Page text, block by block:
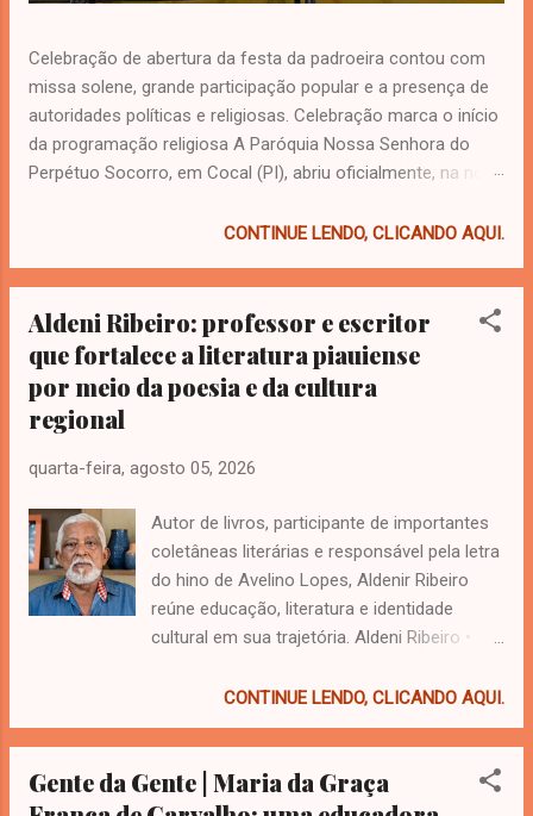
Celebração de abertura da festa da padroeira contou com
missa solene, grande participação popular e a presença de
autoridades políticas e religiosas. Celebração marca o início
da programação religiosa A Paróquia Nossa Senhora do
Perpétuo Socorro, em Cocal (PI), abriu oficialmente, na noite
honra à padroeira do município. A celebração reuniu
entorno, marcando o início de nove noites de novenas e
missas que antecedem o encerramento das festividades, no
dia 15 de agosto. A Santa Missa de abertura foi presidida
pelo Monsenhor Luiz Rodrigues Oliveira, sacerdote da
Arquidiocese de Feira de Santana (BA), conhecido por sua
atuação pastoral e por seu trabalho no Movimento de
Cursilhos de Cristandade. A celebração também contou
do Perpétuo Socorro, padre José Cícero, padre Sandro Lima
(vigário) e frei Djacir Sampaio-OFM (colaborad...
CONTINUE LENDO, CLICANDO AQUI.
Aldeni Ribeiro: professor e escritor
que fortalece a literatura piauiense
por meio da poesia e da cultura
regional
quarta-feira, agosto 05, 2026
Autor de livros, participante de importantes
coletâneas literárias e responsável pela letra
do hino de Avelino Lopes, Aldenir Ribeiro
reúne educação, literatura e identidade
cultural em sua trajetória. Aldeni Ribeiro •
do Piauí é construída por escritores que, por
meio da poesia, da prosa e da valorização
das tradições locais, ajudam a preservar a
memória cultural do estado. Entre esses
nomes está Aldenir Ribeiro de Sousa ,
CONTINUE LENDO, CLICANDO AQUI.
Gente da Gente | Maria da Graça